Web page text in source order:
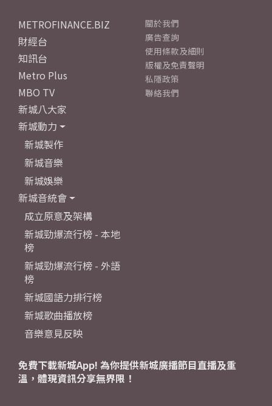
METROFINANCE.BIZ
財經台
知訊台
Metro Plus
MBO TV
新城八大家
新城動力
新城製作
新城音樂
新城娛樂
新城音統會
成立原意及架構
新城勁爆流行榜 - 本地
榜
新城勁爆流行榜 - 外語
榜
新城國語力排行榜
新城歌曲播放榜
音樂意見反映
關於我們
廣告查詢
使用條款及細則
版權及免責聲明
私隱政策
聯絡我們
免費下載新城App! 為你提供新城廣播節目直播及重
溫，體現資訊分享無界限！